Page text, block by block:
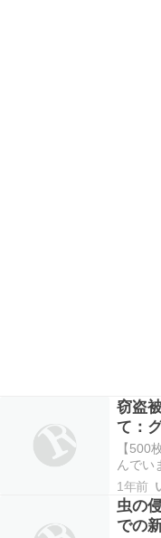
窃盗
て：
を
【500
んでい
の部屋
額は
所鍵を
した
1年前
虫の
での